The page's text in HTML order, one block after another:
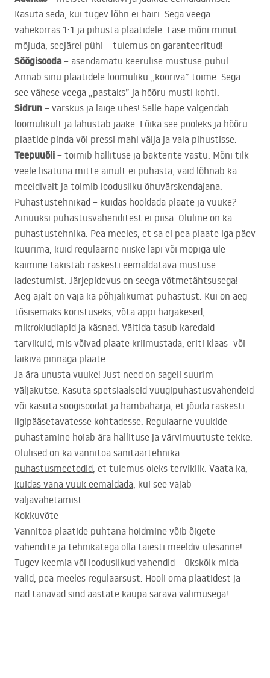
Kasuta seda, kui tugev lõhn ei häiri. Sega veega
vahekorras 1:1 ja pihusta plaatidele. Lase mõni minut
mõjuda, seejärel pühi – tulemus on garanteeritud!
Söögisooda – asendamatu keerulise mustuse puhul.
Annab sinu plaatidele loomuliku „kooriva” toime. Sega
see vähese veega „pastaks” ja hõõru musti kohti.
Sidrun – värskus ja läige ühes! Selle hape valgendab
loomulikult ja lahustab jääke. Lõika see pooleks ja hõõru
plaatide pinda või pressi mahl välja ja vala pihustisse.
Teepuuõli – toimib hallituse ja bakterite vastu. Mõni tilk
veele lisatuna mitte ainult ei puhasta, vaid lõhnab ka
meeldivalt ja toimib loodusliku õhuvärskendajana.
Puhastustehnikad – kuidas hooldada plaate ja vuuke?
Ainuüksi puhastusvahenditest ei piisa. Oluline on ka
puhastustehnika. Pea meeles, et sa ei pea plaate iga päev
küürima, kuid regulaarne niiske lapi või mopiga üle
käimine takistab raskesti eemaldatava mustuse
ladestumist. Järjepidevus on seega võtmetähtsusega!
Aeg-ajalt on vaja ka põhjalikumat puhastust. Kui on aeg
tõsisemaks koristuseks, võta appi harjakesed,
mikrokiudlapid ja käsnad. Vältida tasub karedaid
tarvikuid, mis võivad plaate kriimustada, eriti klaas- või
läikiva pinnaga plaate.
Ja ära unusta vuuke! Just need on sageli suurim
väljakutse. Kasuta spetsiaalseid vuugipuhastusvahendeid
või kasuta söögisoodat ja hambaharja, et jõuda raskesti
ligipääsetavatesse kohtadesse. Regulaarne vuukide
puhastamine hoiab ära hallituse ja värvimuutuste tekke.
Olulised on ka vannitoa sanitaartehnika
puhastusmeetodid, et tulemus oleks terviklik. Vaata ka,
kuidas vana vuuk eemaldada, kui see vajab
väljavahetamist.
Kokkuvõte
Vannitoa plaatide puhtana hoidmine võib õigete
vahendite ja tehnikatega olla täiesti meeldiv ülesanne!
Tugev keemia või looduslikud vahendid – ükskõik mida
valid, pea meeles regulaarsust. Hooli oma plaatidest ja
nad tänavad sind aastate kaupa särava välimusega!